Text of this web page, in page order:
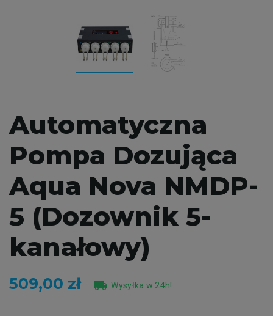
Automatyczna
Pompa Dozująca
Aqua Nova NMDP-
5 (Dozownik 5-
kanałowy)
509,00 zł local_shipping Wysyłka w 24h!